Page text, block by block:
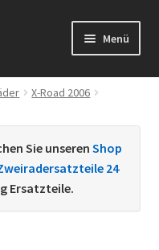
Menü
X-Road 2006
Sie unseren Shop
24
Ersatzteile.